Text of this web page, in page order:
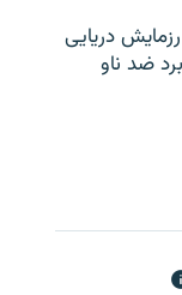
دریایی
ضد ناو